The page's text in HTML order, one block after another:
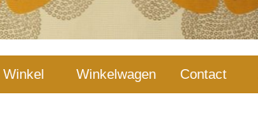
Winkel Winkelwagen Contact